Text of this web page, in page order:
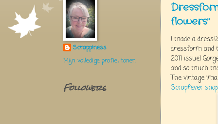
flowers"
I made a
dressform and
2011 issue!
and so much
The vintage
Scrapfever shop
Scrappiness
Mijn volledige profiel tonen
Followers